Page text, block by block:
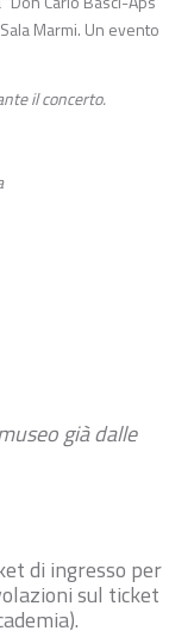
Marmi. Un evento
il concerto.
già dalle
di ingresso per
sul ticket